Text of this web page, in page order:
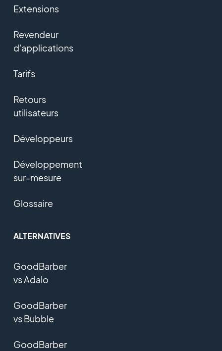
Extensions
Revendeur
d'applications
Tarifs
Retours
utilisateurs
Développeurs
Développement
sur-mesure
Glossaire
ALTERNATIVES
GoodBarber
vs Adalo
GoodBarber
vs Bubble
GoodBarber